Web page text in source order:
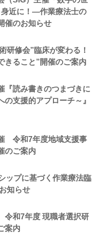
近に！―作業療法士の
催のお知らせ
研修会”臨床が変わる！
きること”開催のご案内
『読み書きのつまづきに
支援的アプローチ～』
令和7年度地域支援事
のご案内
ップに基づく作業療法臨
知らせ
和7年度 現職者選択研
案内